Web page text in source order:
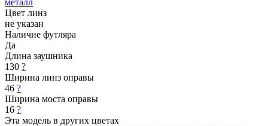
Цвет линз
не указан
Наличие футляра
Да
Длина заушника
130 ?
Ширина линз оправы
46 ?
Ширина моста оправы
16 ?
Эта модель в других цветах